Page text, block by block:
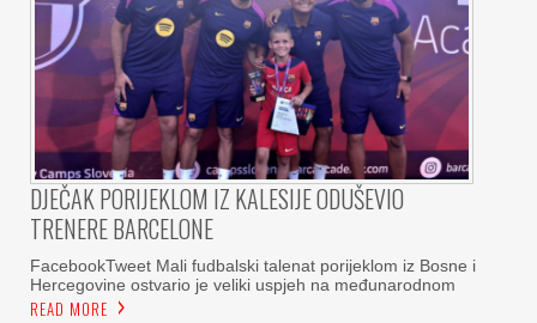
DJEČAK PORIJEKLOM IZ KALESIJE ODUŠEVIO
TRENERE BARCELONE
FacebookTweet Mali fudbalski talenat porijeklom iz Bosne i
Hercegovine ostvario je veliki uspjeh na međunarodnom
READ MORE